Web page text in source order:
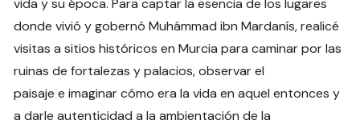
vida y su época. Para captar la esencia de los lugares
donde vivió y gobernó Muhámmad ibn Mardanís, realicé
visitas a sitios históricos en Murcia para caminar por las
ruinas de fortalezas y palacios, observar el
paisaje e imaginar cómo era la vida en aquel entonces y
a darle autenticidad a la ambientación de la